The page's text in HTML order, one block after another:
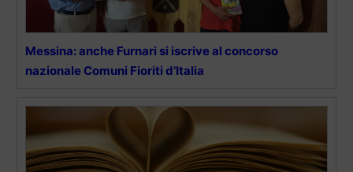
Messina: anche Furnari si iscrive al concorso
nazionale Comuni Fioriti d’Italia